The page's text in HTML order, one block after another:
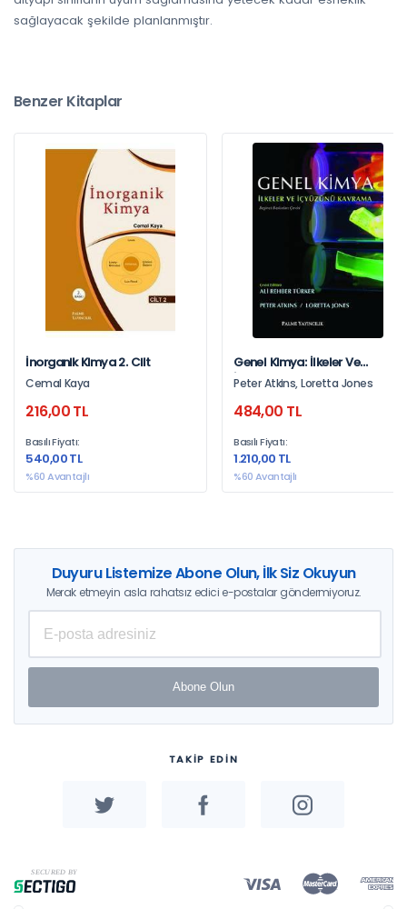
sağlayacak şekilde planlanmıştır.
Benzer Kitaplar
İnorganik Kimya 2. Cilt
Cemal Kaya
216,00 TL
Basılı Fiyatı:
540,00 TL
%60 Avantajlı
Genel Kimya: İlkeler Ve
İçyüzünü KavramaPeter Atkins, Loretta Jones
484,00 TL
Basılı Fiyatı:
1.210,00 TL
%60 Avantajlı
Duyuru Listemize Abone Olun, İlk Siz Okuyun
Merak etmeyin asla rahatsız edici e-postalar göndermiyoruz.
Abone Olun
TAKİP EDİN